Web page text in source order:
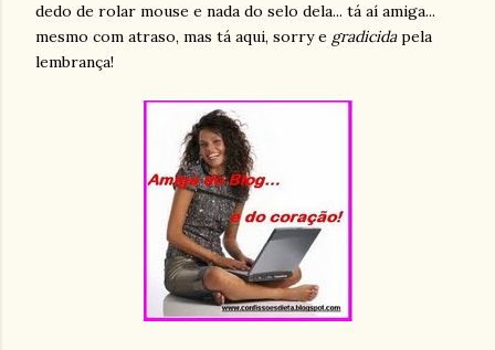
dedo de rolar mouse e nada do selo dela... tá aí amiga...
mesmo com atraso, mas tá aqui, sorry e gradicidapela
lembrança!